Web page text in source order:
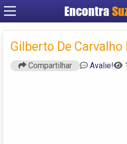
Encontra
Criar
Gilberto De
Compartilhar Avalie!